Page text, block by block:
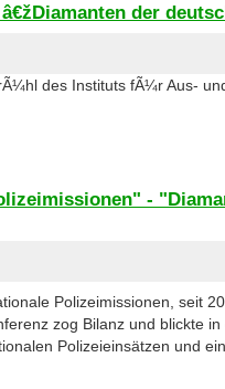
der
des Instituts fÃ¼r Aus-
-
Polizeimissionen, seit
zog Bilanz und blickte
Polizeieinsätzen und